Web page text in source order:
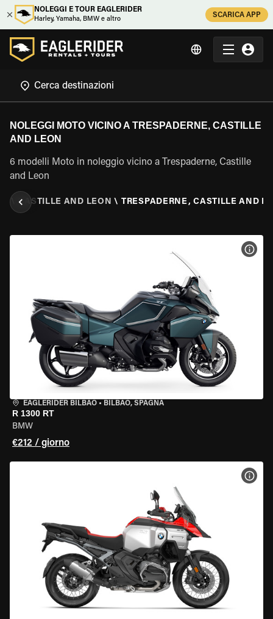
NOLEGGI E TOUR EAGLERIDER
Harley, Yamaha, BMW e altro
SCARICA APP
NOLEGGI MOTO VICINO A TRESPADERNE, CASTILLE
AND LEON
6 modelli Moto in noleggio vicino a Trespaderne, Castille
and Leon
CASTILLE AND LEON \ TRESPADERNE, CASTILLE AND
EAGLERIDER BILBAO • BILBAO, SPAGNA
R 1300 RT
BMW
€212 / giorno